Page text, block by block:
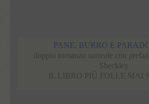
PANE, BURRO E
doppio romanzo surreale con
Sheckley
IL LIBRO PIÙ FOLLE MAI